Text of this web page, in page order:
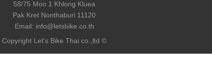
58/75 Moo 1 Khlong Kluea
Pak Kret Nonthaburi 11120
Email: info@letsbike.co.th
Copyright Let's Bike Thai co.,ltd ©